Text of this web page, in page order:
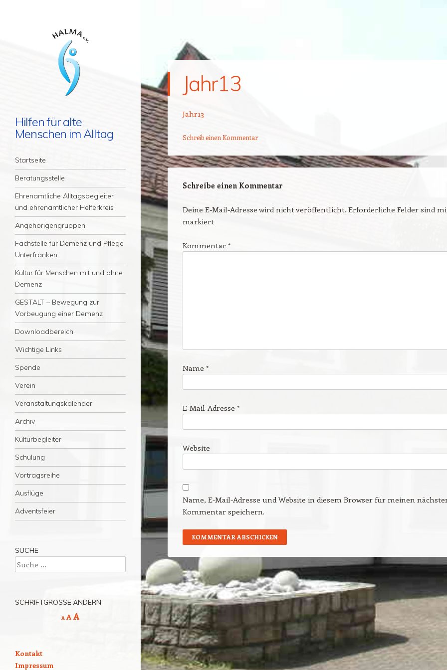
Hilfen für alte
Menschen im Alltag
Menü
Zum Inhalt springen
Startseite
Beratungsstelle
Ehrenamtliche Alltagsbegleiter
und ehrenamtlicher Helferkreis
Angehörigengruppen
Fachstelle für Demenz und Pflege
Unterfranken
Kultur für Menschen mit und ohne
Demenz
GESTALT – Bewegung zur
Vorbeugung einer Demenz
Downloadbereich
Wichtige Links
Spende
Verein
Veranstaltungskalender
Archiv
Kulturbegleiter
Schulung
Vortragsreihe
Ausflüge
Adventsfeier
Jahr13
Jahr13
Schreib einen Kommentar
Schreibe einen Kommentar
Deine E-Mail-Adresse wird nicht veröffentlicht. Erforderliche Felder sind
markiert
Kommentar *
Name *
E-Mail-Adresse *
Website
Name, E-Mail-Adresse und Website in diesem Browser für meinen
Kommentar speichern.
SUCHE
Suche
SCHRIFTGRÖSSE ÄNDERN
A
Decrease
font
A Reset
AIncrease
Kontakt
Impressum